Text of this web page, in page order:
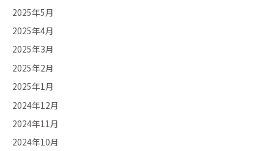
2025年5月
2025年4月
2025年3月
2025年2月
2025年1月
2024年12月
2024年11月
2024年10月